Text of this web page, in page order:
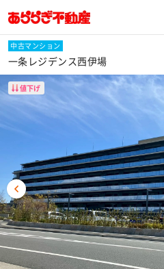
中古マンション
一条レジデンス西伊場
値下げ